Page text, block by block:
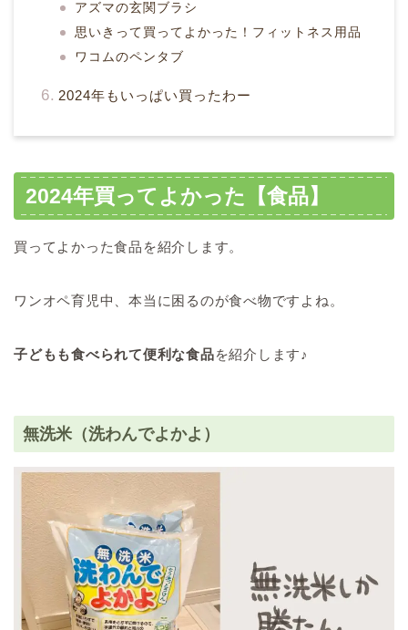
アズマの玄関ブラシ
思いきって買ってよかった！フィットネス用品
ワコムのペンタブ
2024年もいっぱい買ったわー
2024年買ってよかった【食品】
買ってよかった食品を紹介します。
ワンオペ育児中、本当に困るのが食べ物ですよね。
子どもも食べられて便利な食品を紹介します♪
無洗米（洗わんでよかよ）